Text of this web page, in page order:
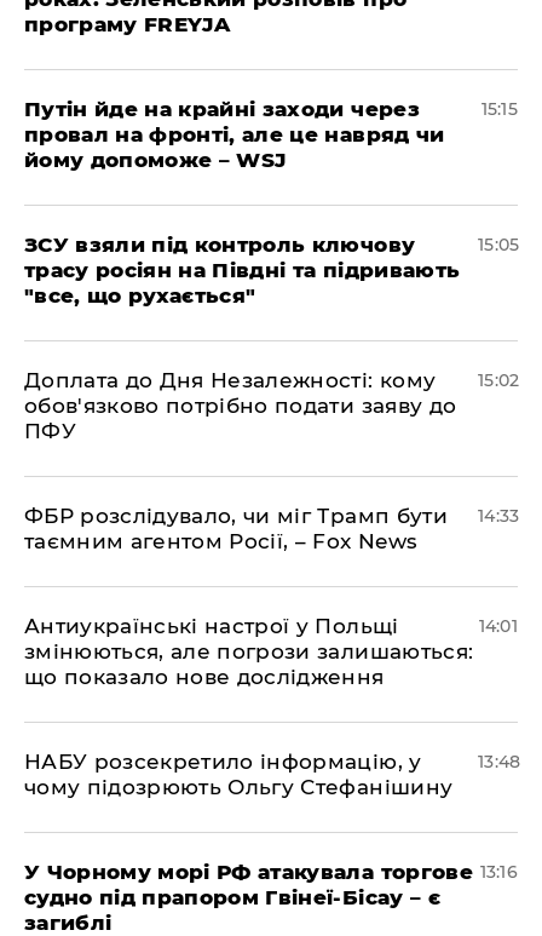
програму FREYJA
Путін йде на крайні заходи через
провал на фронті, але це навряд чи
йому допоможе – WSJ
15:15
ЗСУ взяли під контроль ключову
трасу росіян на Півдні та підривають
"все, що рухається"
15:05
Доплата до Дня Незалежності: кому
обов'язково потрібно подати заяву до
ПФУ
15:02
ФБР розслідувало, чи міг Трамп бути
таємним агентом Росії, – Fox News
14:33
Антиукраїнські настрої у Польщі
змінюються, але погрози залишаються:
що показало нове дослідження
14:01
НАБУ розсекретило інформацію, у
чому підозрюють Ольгу Стефанішину
13:48
У Чорному морі РФ атакувала торгове
судно під прапором Гвінеї-Бісау – є
загиблі
13:16